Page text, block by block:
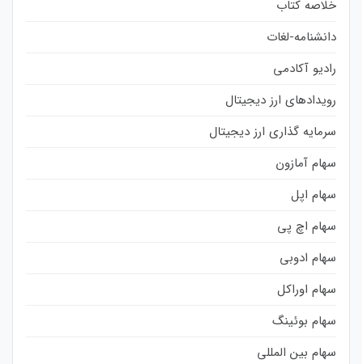
خلاصه کتاب
دانشنامه-لغات
رادیو آکادمی
رویدادهای ارز دیجیتال
سرمایه گذاری ارز دیجیتال
سهام آمازون
سهام اپل
سهام اچ پی
سهام ادوبی
سهام اوراکل
سهام بوئینگ
سهام بین المللی